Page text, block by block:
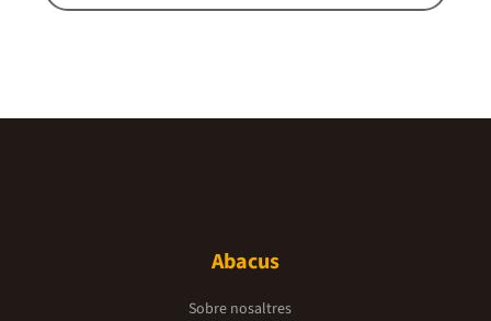
Abacus
Sobre nosaltres